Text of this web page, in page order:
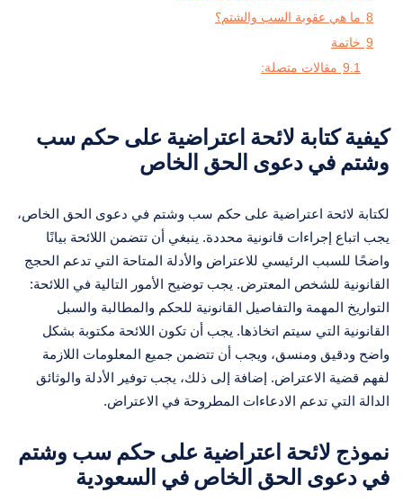
8 ما هي عقوبة السب والشتم؟
9 خاتمة
9.1 مقالات متصلة:
كيفية كتابة لائحة اعتراضية على حكم سب
وشتم في دعوى الحق الخاص
لكتابة لائحة اعتراضية على حكم سب وشتم في دعوى الحق الخاص،
يجب اتباع إجراءات قانونية محددة. ينبغي أن تتضمن اللائحة بيانًا
واضحًا للسبب الرئيسي للاعتراض والأدلة المتاحة التي تدعم الحجج
القانونية للشخص المعترض. يجب توضيح الأمور التالية في اللائحة:
التواريخ المهمة والتفاصيل القانونية للحكم والمطالبة والسبل
القانونية التي سيتم اتخاذها. يجب أن تكون اللائحة مكتوبة بشكل
واضح ودقيق ومنسق، ويجب أن تتضمن جميع المعلومات اللازمة
لفهم قضية الاعتراض. إضافة إلى ذلك، يجب توفير الأدلة والوثائق
الدالة التي تدعم الادعاءات المطروحة في الاعتراض.
نموذج لائحة اعتراضية على حكم سب وشتم
في دعوى الحق الخاص في السعودية